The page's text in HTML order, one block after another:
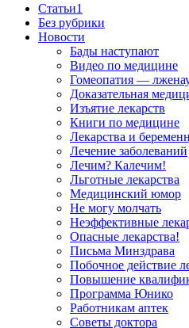
Cтатьи1
Без рубрики
Новости
Бады наступают
Видео по медицине
Гомеопатия —
Доказательная
Изъятие лекарств
Книги по медицине
Лекарства и
Лечение заболеваний
Лечим? Калечим!
Льготные лекарства
Медицинский юмор
Не могу молчать
Неэффективные
Опасные лекарства!
Письма Минздрава
Побочное действие
Повышение
Программа Юнико
Работникам аптек
Советы доктора